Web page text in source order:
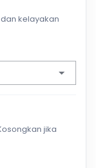
kelayakan
jika